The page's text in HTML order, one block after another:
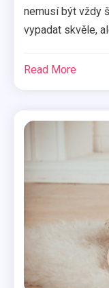
nemusí být vždy
vypadat skvěle,
Read More